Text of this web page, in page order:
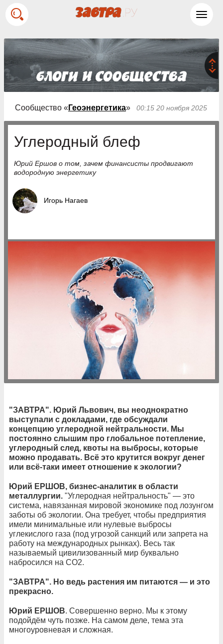
Сообщество « Геоэнергетика» 00:15 20 ноября 2025
Углеродный блеф
Юрий Ершов о том, зачем финансисты продвигают
водородную энергетику
Игорь Нагаев
"ЗАВТРА". Юрий Львович, вы неоднократно
выступали с докладами, где обсуждали
концепцию углеродной нейтральности. Мы
постоянно слышим про глобальное потепление,
углеродный след, квоты на выбросы, которые
можно продавать. Всё это крутится вокруг денег
или всё-таки имеет отношение к экологии?
Юрий ЕРШОВ, бизнес-аналитик в области
металлургии. "Углеродная нейтральность" — это
система, навязанная мировой экономике под лозунгом
заботы об экологии. Она требует, чтобы предприятия
имели минимальные или нулевые выбросы
углекислого газа (под угрозой санкций или запрета на
работу на международных рынках). Весь так
называемый цивилизованный мир буквально
набросился на CO2.
"ЗАВТРА". Но ведь растения им питаются — и это
прекрасно.
Юрий ЕРШОВ. Совершенно верно. Мы к этому
подойдём чуть позже. На самом деле, тема эта
многоуровневая и сложная.